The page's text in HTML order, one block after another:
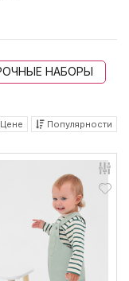
НАБОРЫ
Цене Популярности